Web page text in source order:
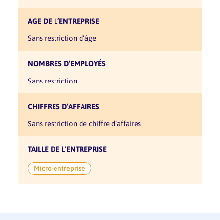
AGE DE L’ENTREPRISE
sans restriction d'âge
NOMBRES D’EMPLOYÉS
sans restriction
CHIFFRES D’AFFAIRES
sans restriction de chiffre d’affaires
TAILLE DE L'ENTREPRISE
Micro-entreprise